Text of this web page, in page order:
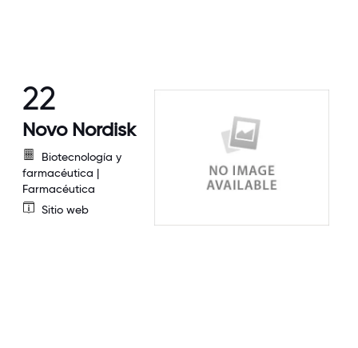
22
Novo Nordisk
Biotecnología y
farmacéutica |
Farmacéutica
Sitio web